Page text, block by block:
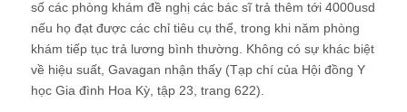
số các phòng khám đề nghị các bác sĩ trả thêm tới 4000usd
nếu họ đạt được các chỉ tiêu cụ thể, trong khi năm phòng
khám tiếp tục trả lương bình thường. Không có sự khác biệt
về hiệu suất, Gavagan nhận thấy (Tạp chí của Hội đồng Y
học Gia đình Hoa Kỳ, tập 23, trang 622).